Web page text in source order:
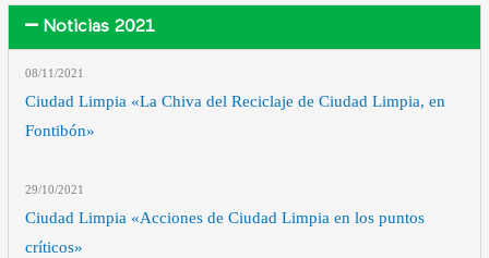
Noticias 2021
08/11/2021
Ciudad Limpia «La Chiva del Reciclaje de Ciudad Limpia, en
Fontibón»
29/10/2021
Ciudad Limpia «Acciones de Ciudad Limpia en los puntos
críticos»